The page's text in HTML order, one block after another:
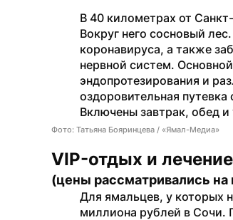
В 40 километрах от
Вокруг него сосновый
коронавируса, а также
нервной систем.
эндопротезирования и
оздоровительная
Включены завтрак, обед
Фото: Татьяна Бояринцева / «Ямал-Медиа»
VIP-отдых и лечение
(цены рассматривались на
Для ямальцев, у которых
миллиона рублей в Сочи.